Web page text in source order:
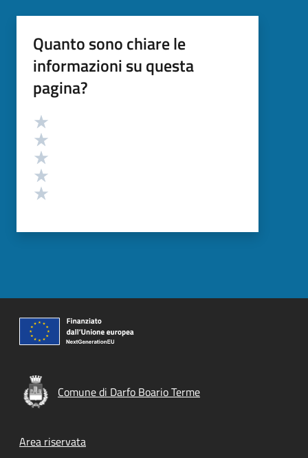
Quanto sono chiare le
informazioni su questa
pagina?
Valutazione
Comune di Darfo Boario Terme
Footer menu
Area riservata